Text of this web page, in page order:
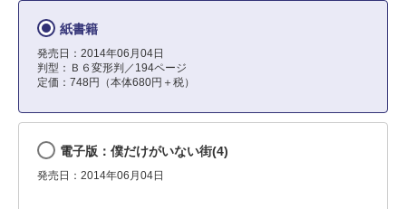
紙書籍
発売日：2014年06月04日
判型：Ｂ６変形判／194ページ
定価：748円（本体680円＋税）
電子版：僕だけがいない街(4)
発売日：2014年06月04日